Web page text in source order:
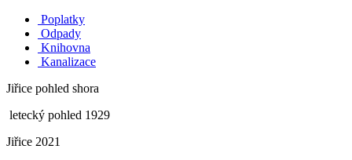
Poplatky
Odpady
Knihovna
Kanalizace
Jiřice pohled shora
letecký pohled 1929
Jiřice 2021